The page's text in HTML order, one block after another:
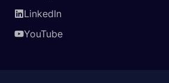
LinkedIn
YouTube